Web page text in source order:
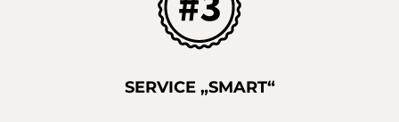
SERVICE „SMART“